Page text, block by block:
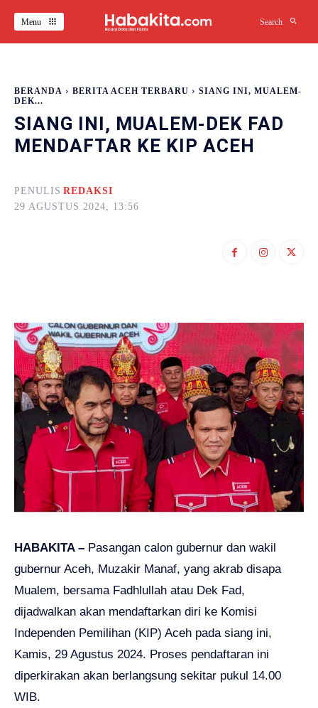
Menu Search
BERANDA BERITA ACEH TERBARU
SIANG INI, MUALEM-
DEK...
SIANG INI, MUALEM-DEK FAD
MENDAFTAR KE KIP ACEH
PENULIS REDAKSI
29 AGUSTUS 2024, 13:56
HABAKITA – Pasangan calon gubernur dan wakil
gubernur Aceh, Muzakir Manaf, yang akrab disapa
Mualem, bersama Fadhlullah atau Dek Fad,
dijadwalkan akan mendaftarkan diri ke Komisi
Independen Pemilihan (KIP) Aceh pada siang ini,
Kamis, 29 Agustus 2024. Proses pendaftaran ini
diperkirakan akan berlangsung sekitar pukul 14.00
WIB.